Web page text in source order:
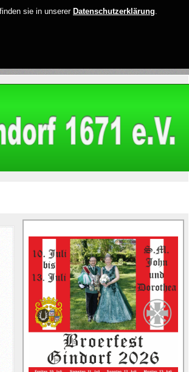
sie in unserer Datenschutzerklärung.